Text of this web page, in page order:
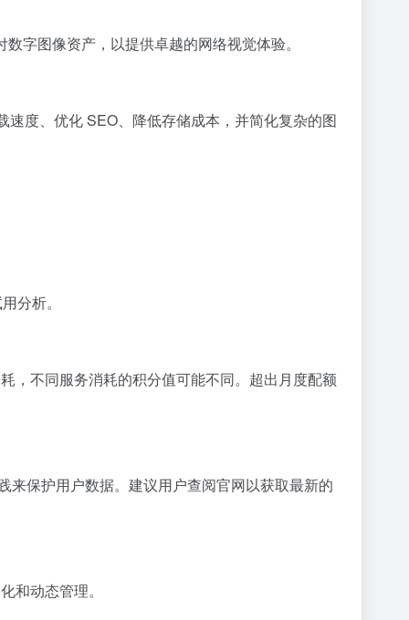
字图像资产，以提供卓越的网络视觉体验。
度、优化 SEO、降低存储成本，并简化复杂的图
分析。
，不同服务消耗的积分值可能不同。超出月度配额
保护用户数据。建议用户查阅官网以获取最新的
和动态管理。